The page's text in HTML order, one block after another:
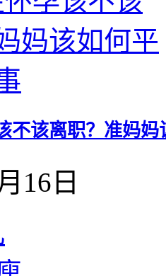
不该离职？准妈
16日